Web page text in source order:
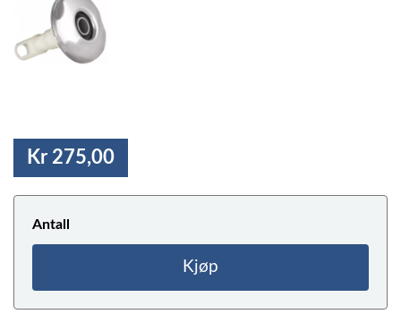
Kr 275,00
Antall
Kjøp